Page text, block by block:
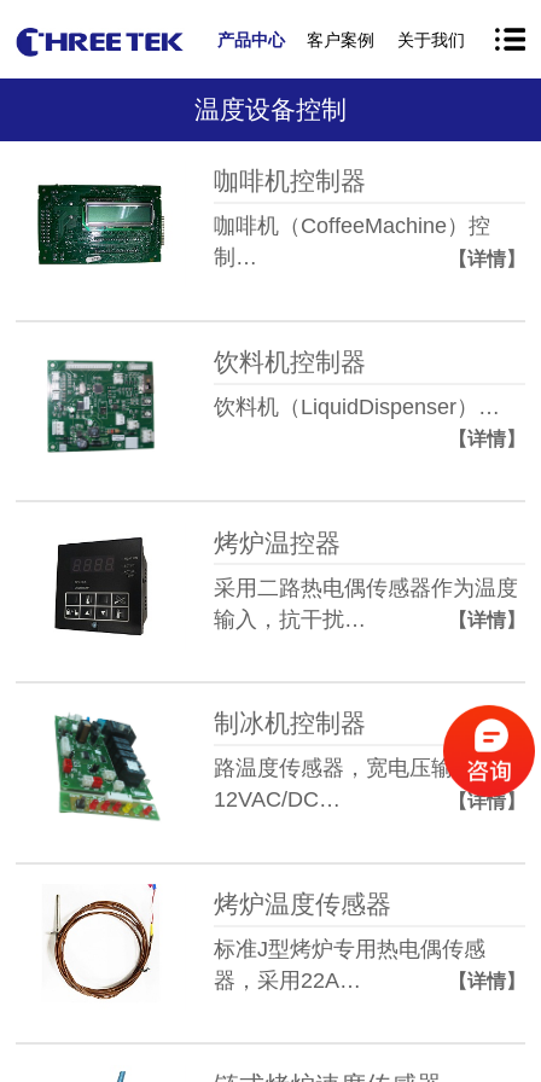
产品中心 客户案例 关于我们
温度设备控制
咖啡机控制器
咖啡机（CoffeeMachine）控
制…
【详情】
饮料机控制器
饮料机（LiquidDispenser）…
【详情】
烤炉温控器
采用二路热电偶传感器作为温度
输入，抗干扰…
【详情】
制冰机控制器
路温度传感器，宽电压输入
12VAC/DC…
【详情】
烤炉温度传感器
标准J型烤炉专用热电偶传感
器，采用22A…
【详情】